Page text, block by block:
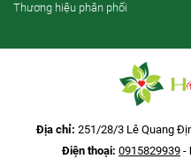
Thương hiệu phân phối
Địa chỉ: 251/28/3 Lê Quang
Điện thoại: 0915829939 -